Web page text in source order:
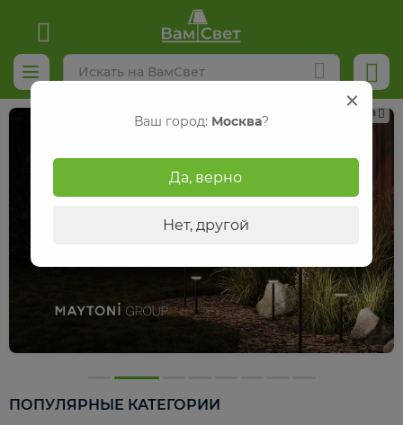
Реклама
ПОПУЛЯРНЫЕ КАТЕГОРИИ
Ваш город: Москва?
Да, верно
Нет, другой